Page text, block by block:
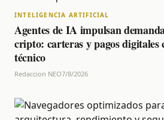
INTELIGENCIA ARTIFICIAL
Agentes de IA impulsan
cripto: carteras y pagos digitales
técnico
Redaccion NEO7/8/2026